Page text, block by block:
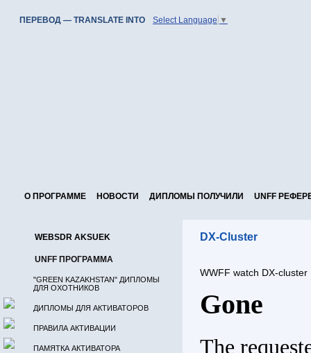
ПЕРЕВОД — TRANSLATE INTO Select Language ▼
О ПРОГРАММЕ НОВОСТИ ДИПЛОМЫ ПОЛУЧИЛИ UNFF
WEBSDR AKSUEK
UNFF ПРОГРАММА
"GREEN KAZAKHSTAN" ДИПЛОМЫ
ДЛЯ ОХОТНИКОВ
ДИПЛОМЫ ДЛЯ АКТИВАТОРОВ
ПРАВИЛА АКТИВАЦИИ
ПАМЯТКА АКТИВАТОРА
DX-Cluster
WWFF watch DX-cluster